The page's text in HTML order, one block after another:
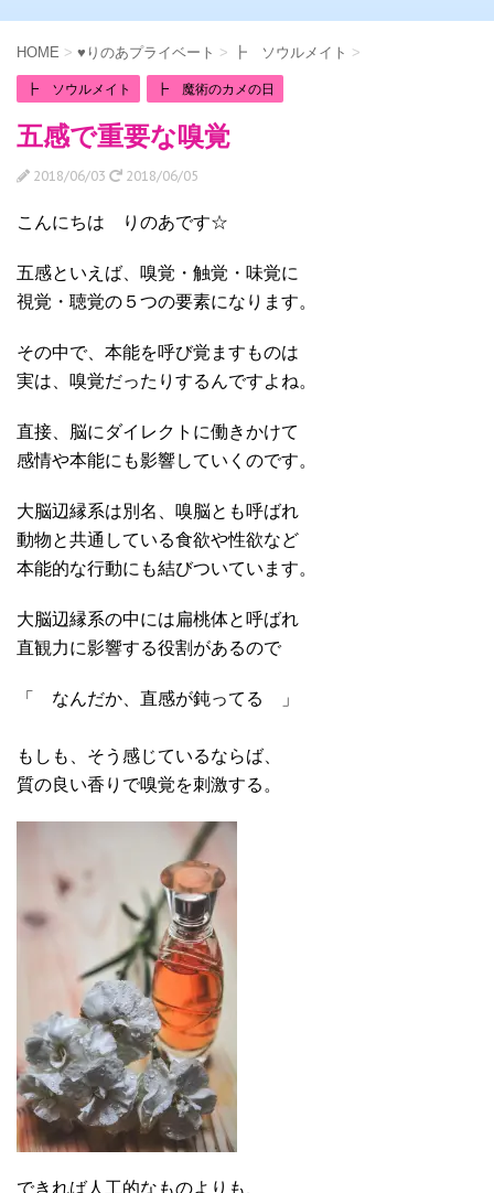
HOME > ♥りのあプライベート > ┣ ソウルメイト >
┣ ソウルメイト ┣ 魔術のカメの日
五感で重要な嗅覚
2018/06/03 2018/06/05
こんにちは りのあです☆
五感といえば、嗅覚・触覚・味覚に
視覚・聴覚の５つの要素になります。
その中で、本能を呼び覚ますものは
実は、嗅覚だったりするんですよね。
直接、脳にダイレクトに働きかけて
感情や本能にも影響していくのです。
大脳辺縁系は別名、嗅脳とも呼ばれ
動物と共通している食欲や性欲など
本能的な行動にも結びついています。
大脳辺縁系の中には扁桃体と呼ばれ
直観力に影響する役割があるので
「 なんだか、直感が鈍ってる 」
もしも、そう感じているならば、
質の良い香りで嗅覚を刺激する。
できれば人工的なものよりも、